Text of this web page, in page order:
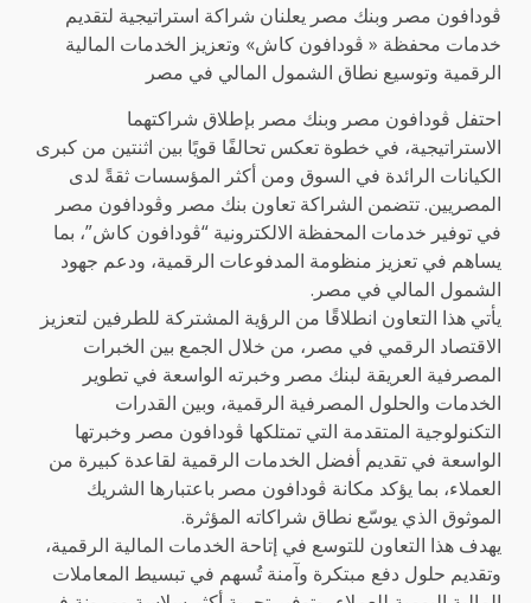
ڤودافون مصر وبنك مصر يعلنان شراكة استراتيجية لتقديم
خدمات محفظة « ڤودافون كاش» وتعزيز الخدمات المالية
الرقمية وتوسيع نطاق الشمول المالي في مصر
احتفل ڤودافون مصر وبنك مصر بإطلاق شراكتهما
الاستراتيجية، في خطوة تعكس تحالفًا قويًا بين اثنتين من كبرى
الكيانات الرائدة في السوق ومن أكثر المؤسسات ثقةً لدى
المصريين. تتضمن الشراكة تعاون بنك مصر وڤودافون مصر
في توفير خدمات المحفظة الالكترونية “ڤودافون كاش”، بما
يساهم في تعزيز منظومة المدفوعات الرقمية، ودعم جهود
الشمول المالي في مصر.
يأتي هذا التعاون انطلاقًا من الرؤية المشتركة للطرفين لتعزيز
الاقتصاد الرقمي في مصر، من خلال الجمع بين الخبرات
المصرفية العريقة لبنك مصر وخبرته الواسعة في تطوير
الخدمات والحلول المصرفية الرقمية، وبين القدرات
التكنولوجية المتقدمة التي تمتلكها ڤودافون مصر وخبرتها
الواسعة في تقديم أفضل الخدمات الرقمية لقاعدة كبيرة من
العملاء، بما يؤكد مكانة ڤودافون مصر باعتبارها الشريك
الموثوق الذي يوسّع نطاق شراكاته المؤثرة.
يهدف هذا التعاون للتوسع في إتاحة الخدمات المالية الرقمية،
وتقديم حلول دفع مبتكرة وآمنة تُسهم في تبسيط المعاملات